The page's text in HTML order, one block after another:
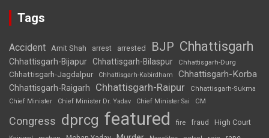
Tags
Accident Amit Shah arrest arrested BJP Chhattisgarh
Chhattisgarh-Bijapur Chhattisgarh-Bilaspur Chhattisgarh-Durg
Chhattisgarh-Jagdalpur Chhattisgarh-Kabirdham Chhattisgarh-Korba
Chhattisgarh-Raigarh Chhattisgarh-Raipur
Chhattisgarh-Sukma
Chief Minister
Chief Minister Dr. Yadav Chief Minister Sai CM
Congress dprcg featured fire fraud High Court